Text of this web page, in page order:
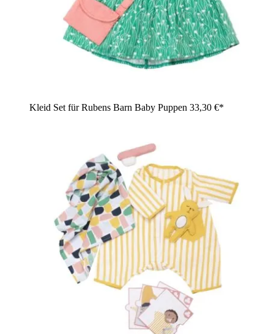
Kleid Set für Rubens Barn Baby Puppen 33,30 €*